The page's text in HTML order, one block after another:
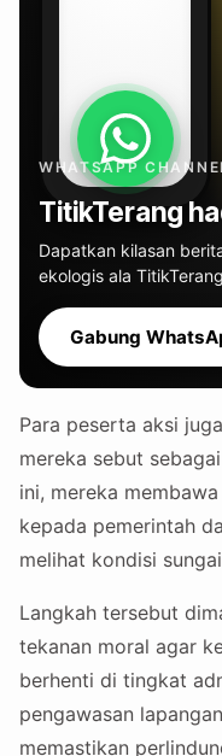
WHATSAPP
TitikTerang
Dapatkan kilasan
ekologis ala
Gabung
Para peserta aksi
mereka sebut
ini, mereka
kepada pemerintah
melihat kondisi
Langkah tersebut
tekanan moral agar
berhenti di tingkat
pengawasan
memastikan